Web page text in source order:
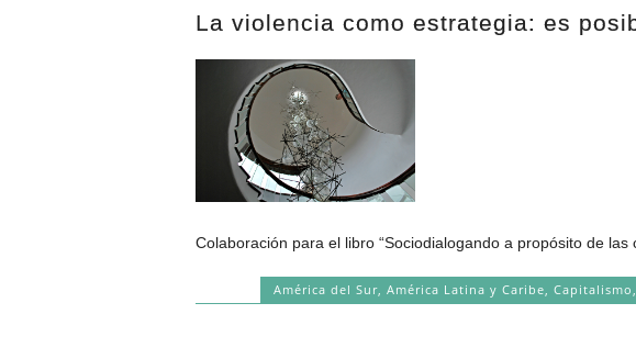
La violencia como estrategia: es
Colaboración para el libro “Sociodialogando a propósito de
América del Sur,América Latina y Caribe,Capitalismo,